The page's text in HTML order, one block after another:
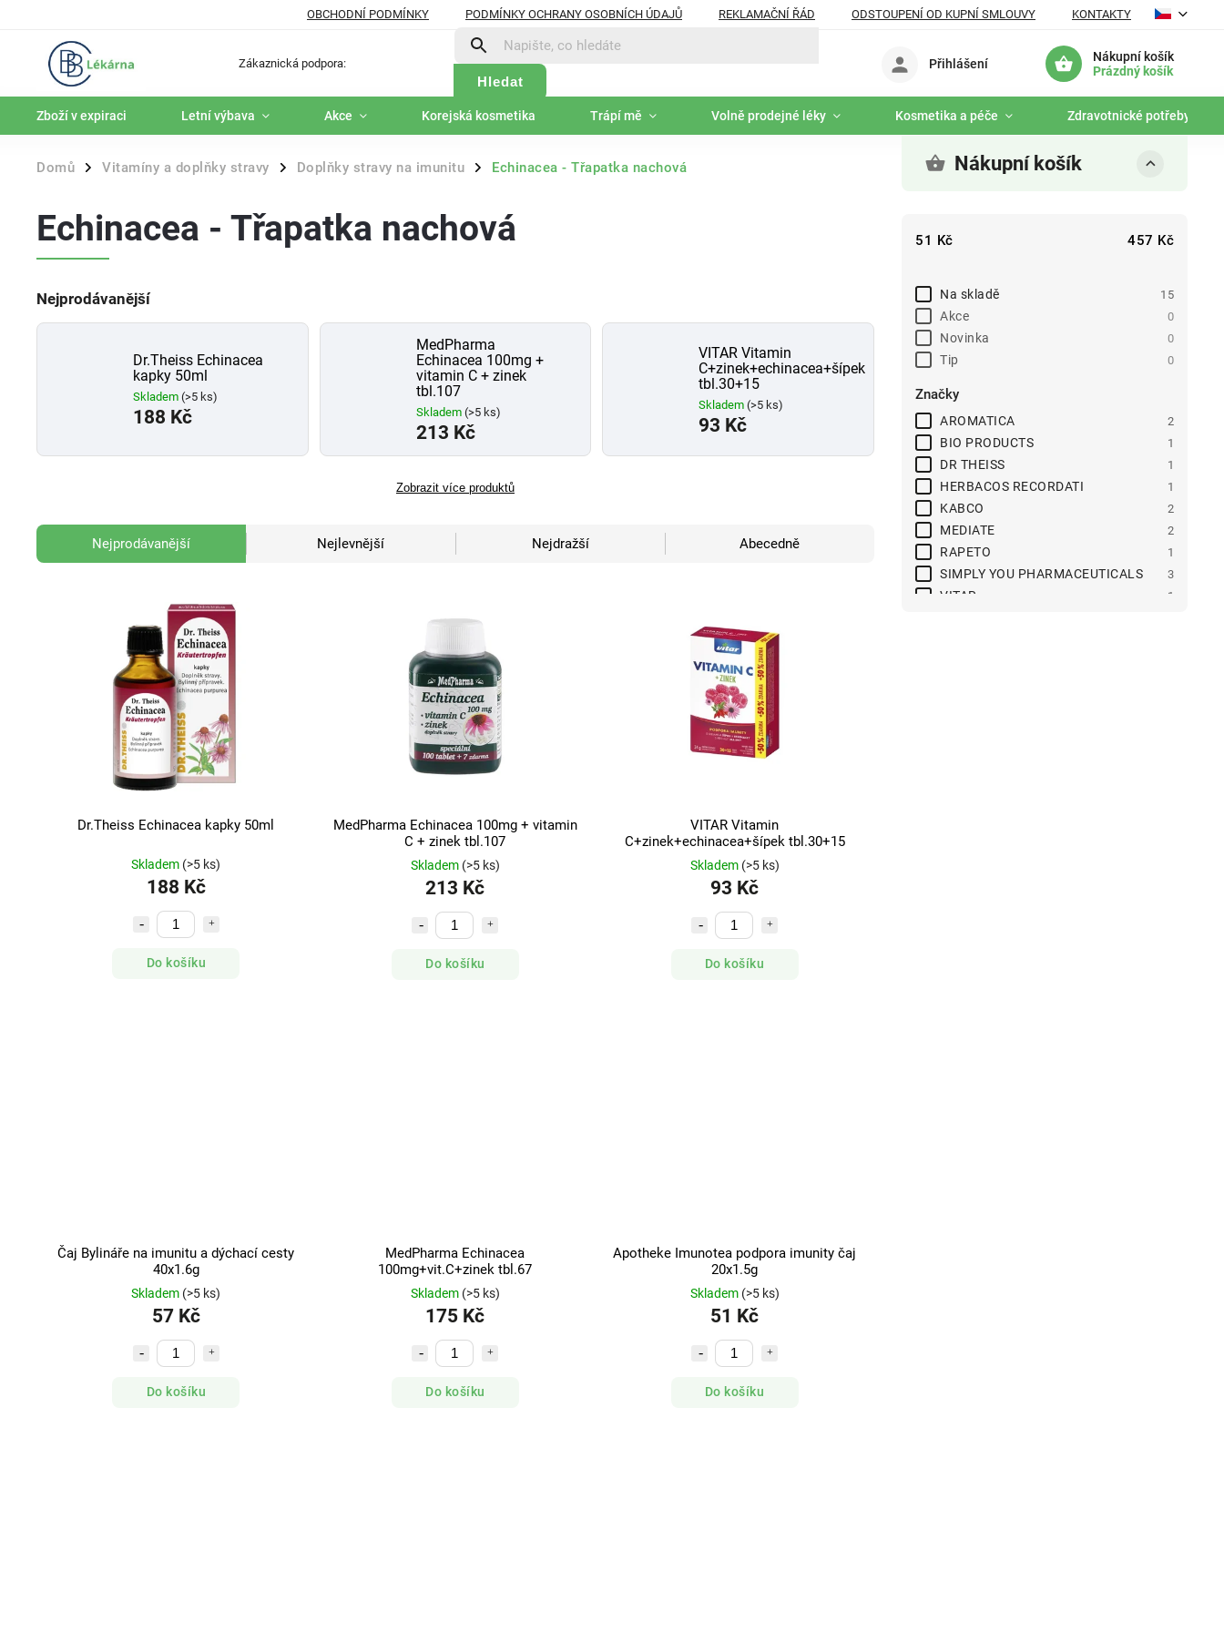
OBCHODNÍ PODMÍNKY PODMÍNKY OCHRANY OSOBNÍCH ÚDAJŮ REKLAMAČNÍ ŘÁD ODSTOUPENÍ OD KUPNÍ SMLOUVY KONTAKTY
Zákaznická podpora:
Hledat
Nákupní košík
Prázdný košík
Přihlášení
Zboží v expiraci Letní výbava Akce Korejská kosmetika Trápí mě Volně prodejné léky Kosmetika a péče Zdravotnické potřeby
Domů / Vitamíny a doplňky stravy / Doplňky stravy na imunitu / Echinacea - Třapatka nachová Nákupní košík
51 Kč 457 Kč
Na skladě 15
Akce 0
Novinka 0
Tip 0
Značky
AROMATICA 2
BIO PRODUCTS 1
DR THEISS 1
HERBACOS RECORDATI 1
KABCO 2
MEDIATE 2
RAPETO 1
SIMPLY YOU PHARMACEUTICALS 3
VITAR 1
Echinacea - Třapatka nachová
Nejprodávanější
Dr.Theiss Echinacea
kapky 50ml
Skladem (>5 ks)
188 Kč
MedPharma
Echinacea 100mg +
vitamin C + zinek
tbl.107
Skladem (>5 ks)
213 Kč
VITAR Vitamin
C+zinek+echinacea+šípek
tbl.30+15
Skladem(>5 ks)
93 Kč
Zobrazit více produktů
Nejprodávanější Nejlevnější Nejdražší Abecedně
Dr.Theiss Echinacea kapky 50ml
Skladem (>5 ks)
188 Kč
Do košíku
MedPharma Echinacea 100mg + vitamin
C + zinek tbl.107
Skladem (>5 ks)
213 Kč
Do košíku
VITAR Vitamin
C+zinek+echinacea+šípek tbl.30+15
Skladem (>5 ks)
93 Kč
Do košíku
Čaj Bylináře na imunitu a dýchací cesty
40x1.6g
Skladem (>5 ks)
57 Kč
Do košíku
MedPharma Echinacea
100mg+vit.C+zinek tbl.67
Skladem (>5 ks)
175 Kč
Do košíku
Apotheke Imunotea podpora imunity čaj
20x1.5g
Skladem (>5 ks)
51 Kč
Do košíku